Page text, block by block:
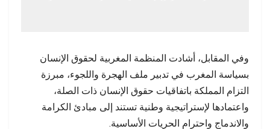
وفي المقابل، أشادت المنظمة المغربية لحقوق الإنسان
بسياسة المغرب في تدبير ملف الهجرة واللجوء، مبرزة
التزام المملكة باتفاقيات حقوق الإنسان ذات الصلة،
واعتمادها لإستراتيجية وطنية تستند إلى مبادئ الكرامة
والاندماج واحترام الحريات الأساسية.